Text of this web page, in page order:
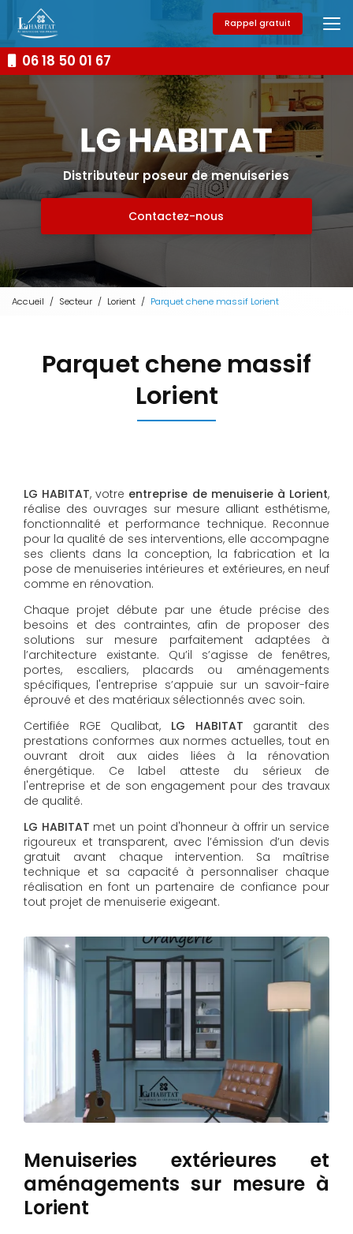
contenu
principal06 18 50 01 67
Rappel gratuit
Distributeur poseur de menuiseries
Contactez-nous
Accueil Secteur Lorient Parquet chene massif Lorient
Parquet chene massif
Lorient
LG HABITAT, votre entreprise de menuiserie à Lorient,
réalise des ouvrages sur mesure alliant esthétisme,
fonctionnalité et performance technique. Reconnue
pour la qualité de ses interventions, elle accompagne
ses clients dans la conception, la fabrication et la
pose de menuiseries intérieures et extérieures, en neuf
comme en rénovation.
Chaque projet débute par une étude précise des
besoins et des contraintes, afin de proposer des
solutions sur mesure parfaitement adaptées à
l’architecture existante. Qu’il s’agisse de fenêtres,
portes, escaliers, placards ou aménagements
spécifiques, l'entreprise s’appuie sur un savoir-faire
éprouvé et des matériaux sélectionnés avec soin.
Certifiée RGE Qualibat, LG HABITAT garantit des
prestations conformes aux normes actuelles, tout en
ouvrant droit aux aides liées à la rénovation
énergétique. Ce label atteste du sérieux de
l'entreprise et de son engagement pour des travaux
de qualité.
LG HABITAT met un point d'honneur à offrir un service
rigoureux et transparent, avec l’émission d’un devis
gratuit avant chaque intervention. Sa maîtrise
technique et sa capacité à personnaliser chaque
réalisation en font un partenaire de confiance pour
tout projet de menuiserie exigeant.
Menuiseries extérieures et
aménagements sur mesure à
Lorient